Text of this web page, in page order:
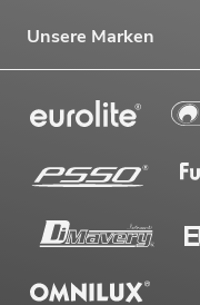
Unsere Marken